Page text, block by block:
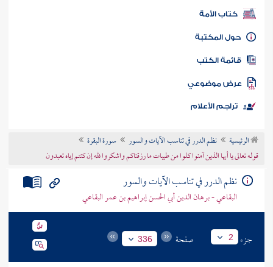
كتب PDF
كتاب الأمة
المكتبة
الكتب
موضوعي
تراجم الأعلام
الرئيسية نظم الدرر في تناسب الآيات والسور
سورة البقرة
قوله تعالى يا أيها الذين آمنوا كلوا من طيبات ما رزقناكم واشكروا لله إن كنتم إياه تعبدون
نظم الدرر في تناسب الآيات والسور
البقاعي - برهان الدين أبي الحسن إبراهيم بن عمر البقاعي
جزء 2 صفحة 336